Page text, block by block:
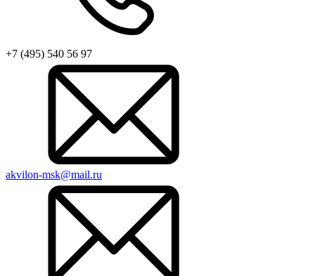
+7 (495) 540 56 97
akvilon-msk@mail.ru